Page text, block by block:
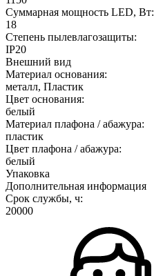
Суммарная мощность LED, Вт:
18
Степень пылевлагозащиты:
IP20
Внешний вид
Материал основания:
металл, Пластик
Цвет основания:
белый
Материал плафона / абажура:
пластик
Цвет плафона / абажура:
белый
Упаковка
Дополнительная информация
Срок службы, ч:
20000